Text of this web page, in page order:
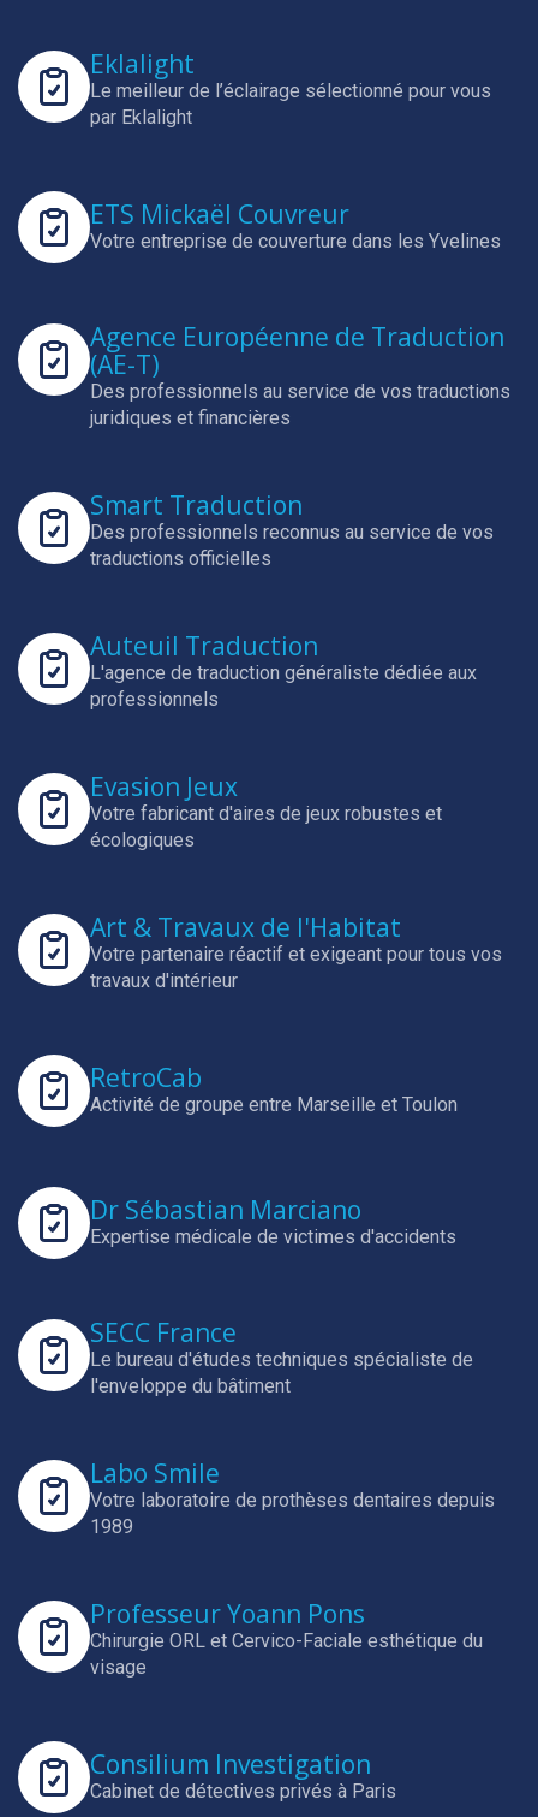
Eklalight
Le meilleur de l’éclairage sélectionné pour vous
par Eklalight
ETS Mickaël Couvreur
Votre entreprise de couverture dans les Yvelines
Agence Européenne de Traduction
(AE-T)
Des professionnels au service de vos traductions
juridiques et financières
Smart Traduction
Des professionnels reconnus au service de vos
traductions officielles
Auteuil Traduction
L'agence de traduction généraliste dédiée aux
professionnels
Evasion Jeux
Votre fabricant d'aires de jeux robustes et
écologiques
Art & Travaux de l'Habitat
Votre partenaire réactif et exigeant pour tous vos
travaux d'intérieur
RetroCab
Activité de groupe entre Marseille et Toulon
Dr Sébastian Marciano
Expertise médicale de victimes d'accidents
SECC France
Le bureau d'études techniques spécialiste de
l'enveloppe du bâtiment
Labo Smile
Votre laboratoire de prothèses dentaires depuis
1989
Professeur Yoann Pons
Chirurgie ORL et Cervico-Faciale esthétique du
visage
Consilium Investigation
Cabinet de détectives privés à Paris